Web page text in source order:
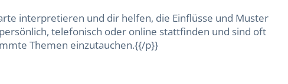
interpretieren und dir helfen, die Einflüsse und Muster
telefonisch oder online stattfinden und sind oft
Themen einzutauchen.{{/p}}